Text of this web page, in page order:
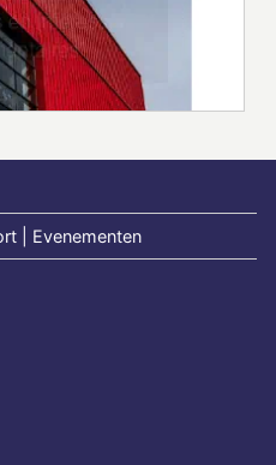
| Evenementen